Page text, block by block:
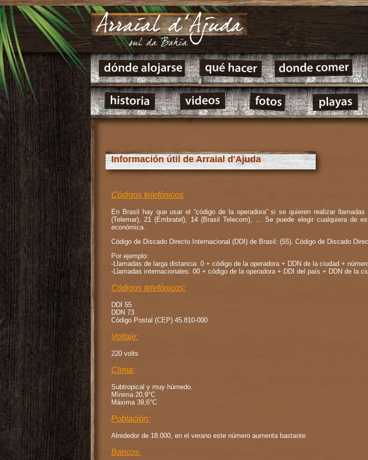
Información útil de Arraial d'Ajuda
Códigos telefónicos
En Brasil hay que usar el “código de la operadora” si se quieren realizar
(Telemar), 21 (Embratel), 14 (Brasil Telecom), … Se puede elegir cualquiera de
económica.
Código de Discado Directo Internacional (DDI) de Brasil: (55). Código de Discado
Por ejemplo:
-Llamadas de larga distancia: 0 + código de la operadora + DDN de la ciudad +
-Llamadas internacionales: 00 + código de la operadora + DDI del país + DDN de la
Códigos telefónicos:
DDI 55
DDN 73
Código Postal (CEP) 45.810-000
Voltaje:
220 volts
Clima:
Subtropical y muy húmedo.
Mínima 20,9°C
Máxima 39,6°C
Población:
Alrededor de 18.000, en el verano este número aumenta bastante.
Bancos: